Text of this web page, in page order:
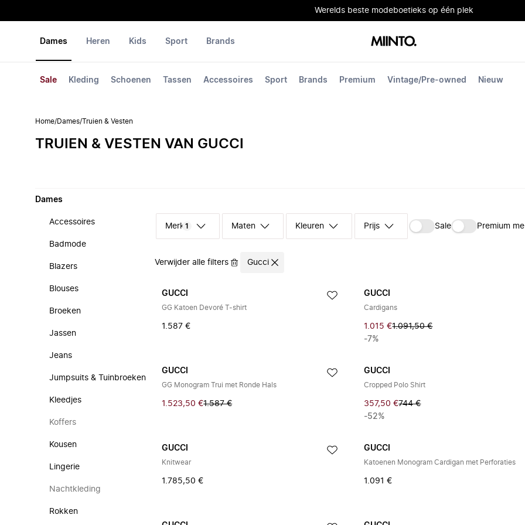
Werelds beste modeboetieks op één plek
Dames
Sale Kleding Schoenen Tassen Accessoires Sport Brands Premium Vintage/Pre-owned Nieuw
Heren Kids Sport Brands
Home/Dames/Truien & Vesten
TRUIEN & VESTEN VAN GUCCI
Dames
Accessoires
Badmode
Blazers
Blouses
Broeken
Jassen
Jeans
Jumpsuits & Tuinbroeken
Kleedjes
Koffers
Kousen
Lingerie
Nachtkleding
Rokken
Merk 1 Maten Kleuren Prijs Sale Premium
Verwijder alle filters Gucci
GUCCI
GG Katoen Devoré T-shirt
1.587 €
GUCCI
Cardigans
1.015 €1.091,50 €
-7%
GUCCI
GG Monogram Trui met Ronde Hals
1.523,50 €1.587 €
GUCCI
Cropped Polo Shirt
357,50 €744 €
-52%
GUCCI
Knitwear
1.785,50 €
GUCCI
Katoenen Monogram Cardigan met Perforaties
1.091 €